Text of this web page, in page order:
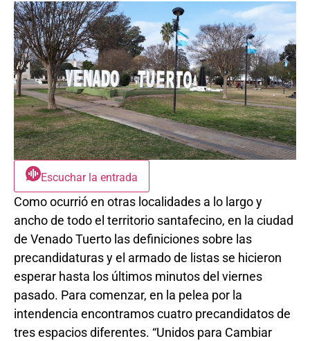
Escuchar la entrada
Como ocurrió en otras localidades a lo largo y
ancho de todo el territorio santafecino, en la ciudad
de Venado Tuerto las definiciones sobre las
precandidaturas y el armado de listas se hicieron
esperar hasta los últimos minutos del viernes
pasado. Para comenzar, en la pelea por la
intendencia encontramos cuatro precandidatos de
tres espacios diferentes. “Unidos para Cambiar